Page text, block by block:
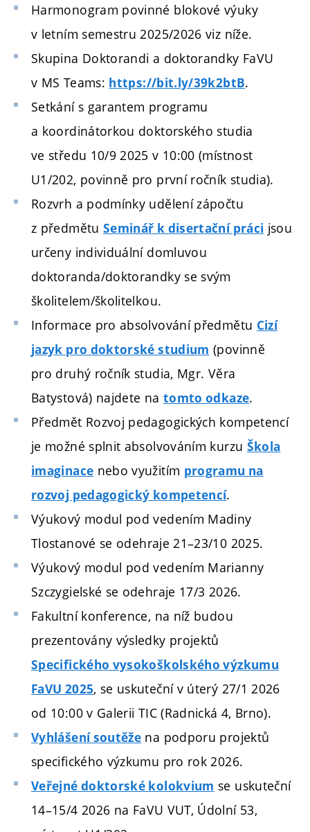
Harmonogram povinné blokové výuky
v letním semestru 2025/2026 viz níže.
Skupina Doktorandi a doktorandky FaVU
v MS Teams: https://bit.ly/39k2btB.
Setkání s garantem programu
a koordinátorkou doktorského studia
ve středu 10/9 2025 v 10:00 (místnost
U1/202, povinně pro první ročník studia).
Rozvrh a podmínky udělení zápočtu
z předmětu Seminář k disertační práci jsou
určeny individuální domluvou
doktoranda/doktorandky se svým
školitelem/školitelkou.
Informace pro absolvování předmětu Cizí
jazyk pro doktorské studium (povinně
pro druhý ročník studia, Mgr. Věra
Batystová) najdete na tomto odkaze.
Předmět Rozvoj pedagogických kompetencí
je možné splnit absolvováním kurzu Škola
imaginace nebo využitím programu na
rozvoj pedagogický kompetencí.
Výukový modul pod vedením Madiny
Tlostanové se odehraje 21–23/10 2025.
Výukový modul pod vedením Marianny
Szczygielské se odehraje 17/3 2026.
Fakultní konference, na níž budou
prezentovány výsledky projektů
Specifického vysokoškolského výzkumu
FaVU 2025, se uskuteční v úterý 27/1 2026
od 10:00 v Galerii TIC (Radnická 4, Brno).
Vyhlášení soutěže na podporu projektů
specifického výzkumu pro rok 2026.
Veřejné doktorské kolokvium se uskuteční
14–15/4 2026 na FaVU VUT, Údolní 53,